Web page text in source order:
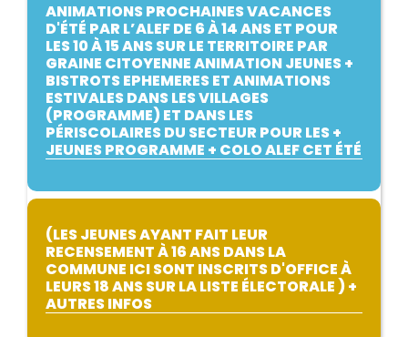
ANIMATIONS PROCHAINES VACANCES
D'ÉTÉ PAR L’ALEF DE 6 À 14 ANS ET POUR
LES 10 À 15 ANS SUR LE TERRITOIRE PAR
GRAINE CITOYENNE ANIMATION JEUNES +
BISTROTS EPHEMERES ET ANIMATIONS
ESTIVALES DANS LES VILLAGES
(PROGRAMME) ET DANS LES
PÉRISCOLAIRES DU SECTEUR POUR LES +
JEUNES PROGRAMME + COLO ALEF CET ÉTÉ
(LES JEUNES AYANT FAIT LEUR
RECENSEMENT À 16 ANS DANS LA
COMMUNE ICI SONT INSCRITS D'OFFICE À
LEURS 18 ANS SUR LA LISTE ÉLECTORALE ) +
AUTRES INFOS